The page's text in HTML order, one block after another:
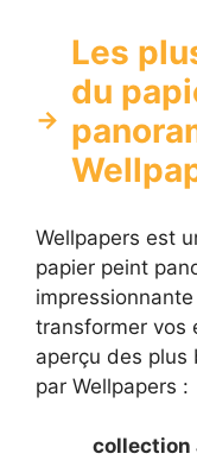
Les
du
Wellpapers est
papier peint
transformer vos
aperçu des plus
par Wellpapers :
collection